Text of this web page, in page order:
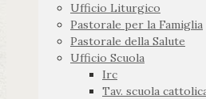
Ufficio Liturgico
Pastorale per la Famiglia
Pastorale della Salute
Ufficio Scuola
Irc
Tav. scuola